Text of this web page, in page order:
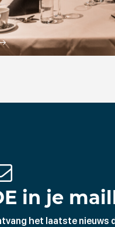
in je
het laatste nieuws